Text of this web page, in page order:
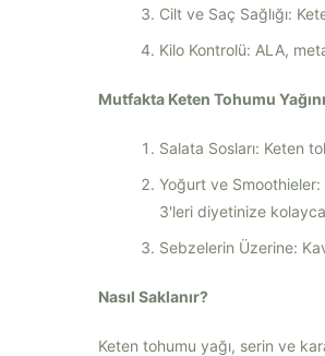
Cilt ve Saç Sağlığı:
Kilo Kontrolü: ALA,
Mutfakta Keten Tohumu
Salata Sosları: Keten
Yoğurt ve
3'leri diyetinize
Sebzelerin Üzerine:
Nasıl Saklanır?
Keten tohumu yağı, serin ve